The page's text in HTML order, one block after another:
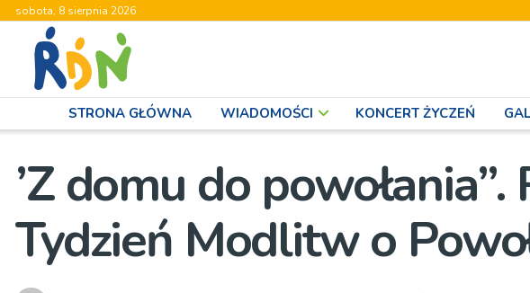
sobota, 8 sierpnia 2026
STRONA GŁÓWNA WIADOMOŚCI KONCERT ŻYCZEŃ
’Z domu do powołania”.
Tydzień Modlitw o